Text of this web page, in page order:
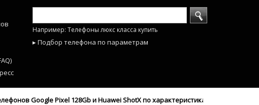
Например: Телефоны люкс класса купить
▸ Подбор телефона по параметрам
Google Pixel 128Gb и Huawei ShotX по характеристикам -